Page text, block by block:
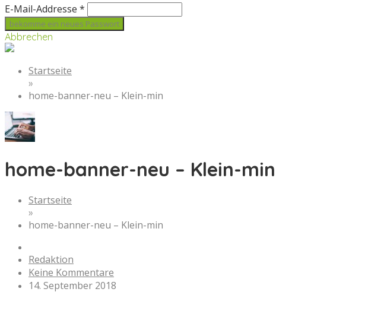
E-Mail-Addresse *
Abbrechen
Startseite
»
home-banner-neu – Klein-min
home-banner-neu – Klein-min
Startseite
»
home-banner-neu – Klein-min
Redaktion
Keine Kommentare
14. September 2018